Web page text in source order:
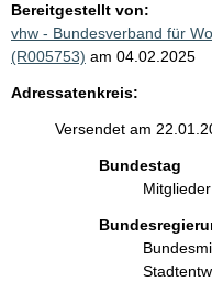
Bereitgestellt von:
vhw - Bundesverband für
(R005753) am 04.02.2025
Adressatenkreis:
Versendet am
Bundestag